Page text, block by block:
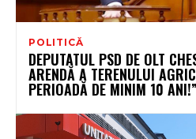
POLITICĂ
DEPUTATUL PSD DE OLT
ARENDĂ A TERENULUI
PERIOADĂ DE MINIM 10 ANI!”